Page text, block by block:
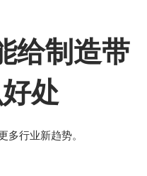
给制造带
处
行业新趋势。